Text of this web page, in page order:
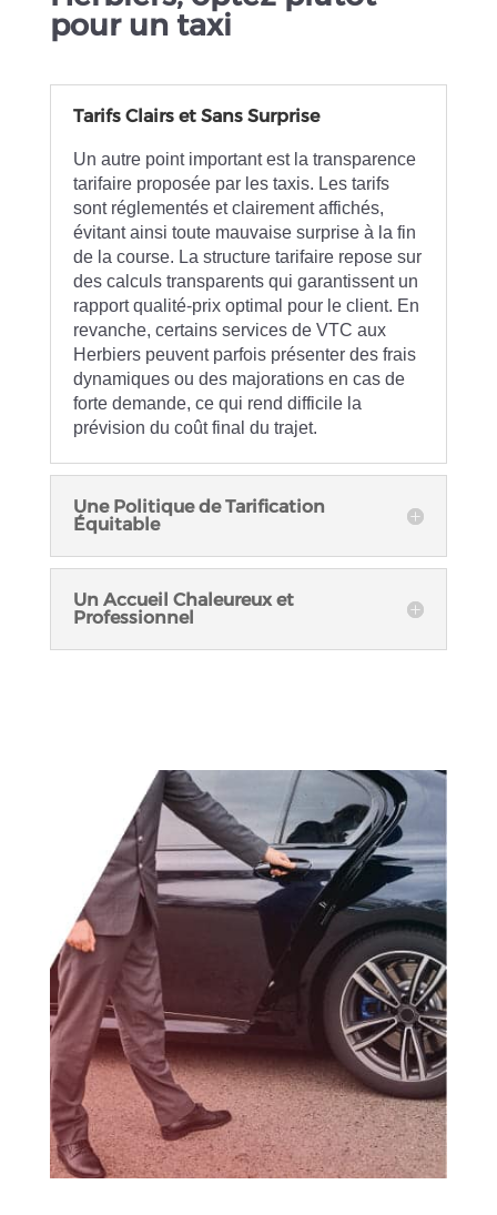
pour un taxi
Tarifs Clairs et Sans Surprise
Un autre point important est la transparence
tarifaire proposée par les taxis. Les tarifs
sont réglementés et clairement affichés,
évitant ainsi toute mauvaise surprise à la fin
de la course. La structure tarifaire repose sur
des calculs transparents qui garantissent un
rapport qualité-prix optimal pour le client. En
revanche, certains services de VTC aux
Herbiers peuvent parfois présenter des frais
dynamiques ou des majorations en cas de
forte demande, ce qui rend difficile la
prévision du coût final du trajet.
Une Politique de Tarification
Équitable
Un Accueil Chaleureux et
Professionnel